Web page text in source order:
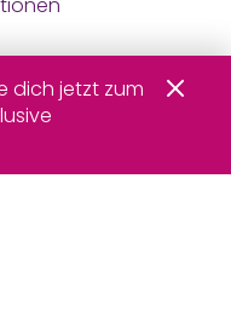
dich jetzt zum